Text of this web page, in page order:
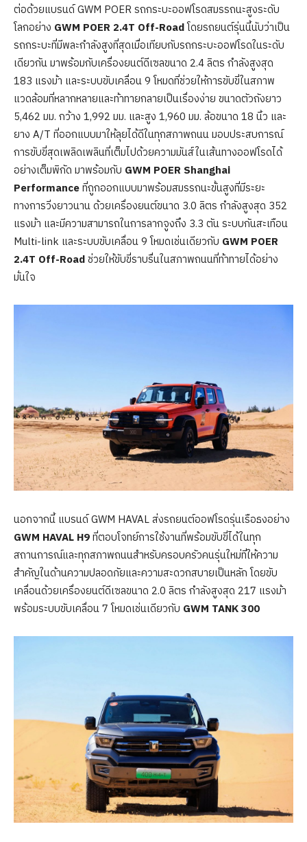
ต่อด้วยแบรนด์ GWM POER รถกระบะออฟโรดสมรรถนะสูงระดับ
โลกอย่าง GWM POER 2.4T Off-Roadโดยรถยนต์รุ่นนี้นับว่าเป็น
รถกระบะที่มีพละกำลังสูงที่สุดเมื่อเทียบกับรถกระบะออฟโรดในระดับ
เดียวกัน มาพร้อมกับเครื่องยนต์ดีเซลขนาด 2.4 ลิตร กำลังสูงสุด
183 แรงม้า และระบบขับเคลื่อน 9 โหมดที่ช่วยให้การขับขี่ในสภาพ
แวดล้อมที่หลากหลายและท้าทายกลายเป็นเรื่องง่าย ขนาดตัวถังยาว
5,462 มม. กว้าง 1,992 มม. และสูง 1,960 มม. ล้อขนาด 18 นิ้ว และ
ยาง A/T ที่ออกแบบมาให้ลุยได้ดีในทุกสภาพถนน มอบประสบการณ์
การขับขี่สุดเพลิดเพลินที่เต็มไปด้วยความมันส์ในเส้นทางออฟโรดได้
อย่างเต็มพิกัด มาพร้อมกับ GWM POER Shanghai
Performanceที่ถูกออกแบบมาพร้อมสมรรถนะขั้นสูงที่มีระยะ
ทางการวิ่งยาวนาน ด้วยเครื่องยนต์ขนาด 3.0 ลิตร กำลังสูงสุด 352
แรงม้า และมีความสามารถในการลากจูงถึง 3.3 ตัน ระบบกันสะเทือน
Multi-link และระบบขับเคลื่อน 9 โหมดเช่นเดียวกับ GWM POER
2.4T Off-Roadช่วยให้ขับขี่ราบรื่นในสภาพถนนที่ท้าทายได้อย่าง
มั่นใจ
นอกจากนี้ แบรนด์ GWM HAVAL ส่งรถยนต์ออฟโรดรุ่นเรือธงอย่าง
GWM HAVAL H9ที่ตอบโจทย์การใช้งานที่พร้อมขับขี่ได้ในทุก
สถานการณ์และทุกสภาพถนนสำหรับครอบครัวคนรุ่นใหม่ที่ให้ความ
สำคัญในด้านความปลอดภัยและความสะดวกสบายเป็นหลัก โดยขับ
เคลื่อนด้วยเครื่องยนต์ดีเซลขนาด 2.0 ลิตร กำลังสูงสุด 217 แรงม้า
พร้อมระบบขับเคลื่อน 7 โหมดเช่นเดียวกับ GWM TANK 300